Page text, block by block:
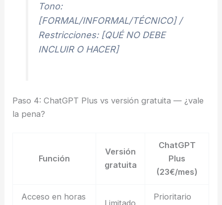
Tono:
[FORMAL/INFORMAL/TÉCNICO] /
Restricciones: [QUÉ NO DEBE
INCLUIR O HACER]
Paso 4: ChatGPT Plus vs versión gratuita — ¿vale
la pena?
Función
Versión
gratuita
ChatGPT
Plus
(23€/mes)
Acceso en horas
Prioritario